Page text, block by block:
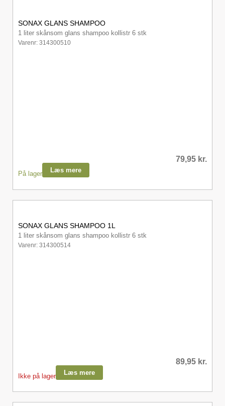
SONAX GLANS SHAMPOO
1 liter skånsom glans shampoo kollistr 6 stk
Varenr: 314300510
79,95 kr.
På lager Læs mere
SONAX GLANS SHAMPOO 1L
1 liter skånsom glans shampoo kollistr 6 stk
Varenr: 314300514
89,95 kr.
Ikke på lager Læs mere